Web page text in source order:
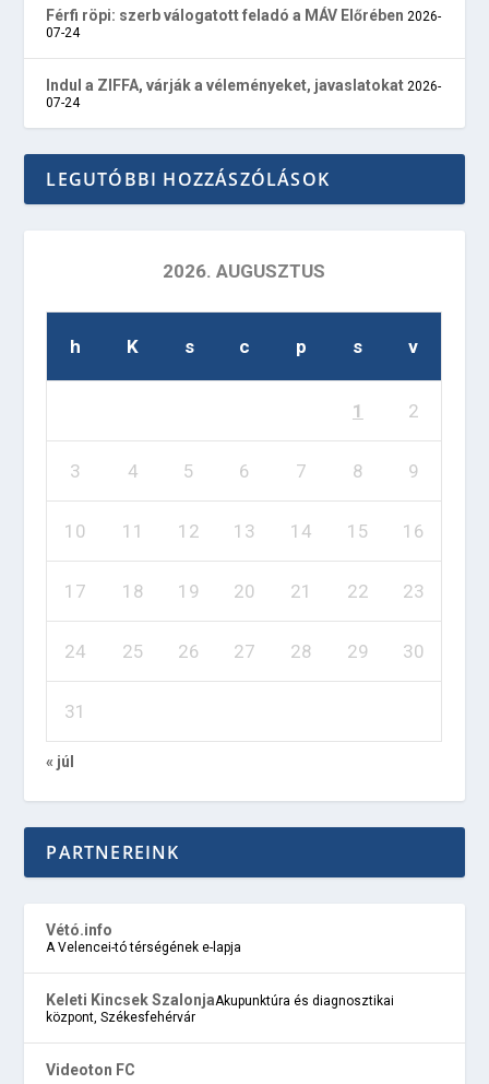
Férfi röpi: szerb válogatott feladó a MÁV Előrében 2026-
07-24
Indul a ZIFFA, várják a véleményeket, javaslatokat 2026-
07-24
LEGUTÓBBI HOZZÁSZÓLÁSOK
2026. AUGUSZTUS
h K s c p s v
1 2
3 4 5 6 7 8 9
10 11 12 13 14 15 16
17 18 19 20 21 22 23
24 25 26 27 28 29 30
31
« júl
PARTNEREINK
Vétó.info
A Velencei-tó térségének e-lapja
Keleti Kincsek SzalonjaAkupunktúra és diagnosztikai
központ, Székesfehérvár
Videoton FC